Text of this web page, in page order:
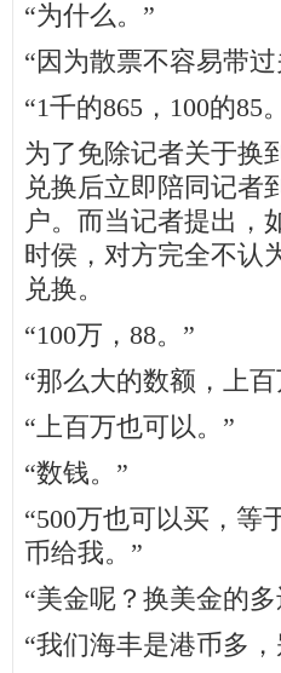
“为什么。”
“因为散票不容易带过
“1千的865，100的85
为了免除记者关于换
兑换后立即陪同记者
户。而当记者提出，
时侯，对方完全不认
兑换。
“100万，88。”
“那么大的数额，上百
“上百万也可以。”
“数钱。”
“500万也可以买，等
币给我。”
“美金呢？换美金的
“我们海丰是港币多